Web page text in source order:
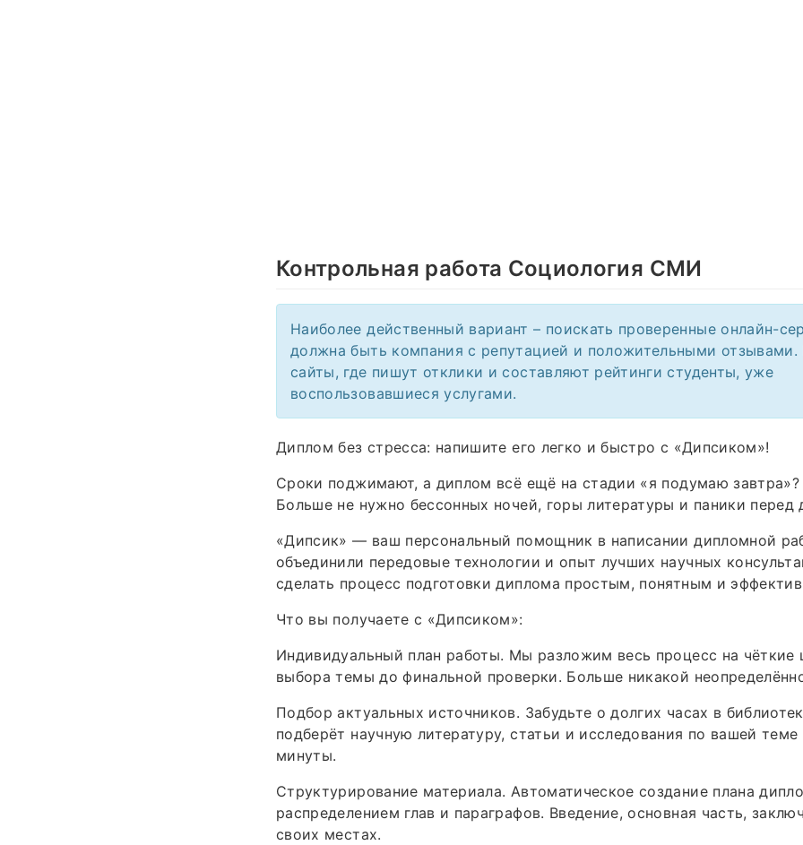
Контрольная работа Социология СМИ
Наиболее действенный вариант – поискать проверенные онлайн-
должна быть компания с репутацией и положительными отзывами.
сайты, где пишут отклики и составляют рейтинги студенты, уже
воспользовавшиеся услугами.
Диплом без стресса: напишите его легко и быстро с «Дипсиком»!
Сроки поджимают, а диплом всё ещё на стадии «я подумаю
Больше не нужно бессонных ночей, горы литературы и паники перед
«Дипсик» — ваш персональный помощник в написании дипломной
объединили передовые технологии и опыт лучших научных
сделать процесс подготовки диплома простым, понятным и
Что вы получаете с «Дипсиком»:
Индивидуальный план работы. Мы разложим весь процесс на
выбора темы до финальной проверки. Больше никакой
Подбор актуальных источников. Забудьте о долгих часах в
подберёт научную литературу, статьи и исследования по вашей теме
минуты.
Структурирование материала. Автоматическое создание плана
распределением глав и параграфов. Введение, основная часть,
своих местах.